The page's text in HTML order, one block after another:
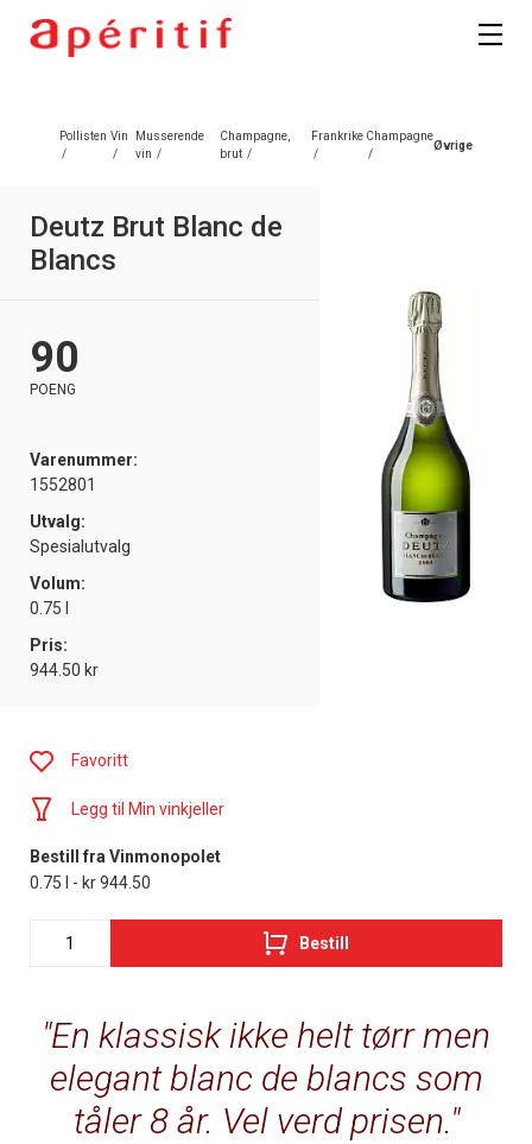
Pollisten
/
Vin
/
Musserende
vin /
Champagne,
brut /
Frankrike
/
Champagne
/
Øvrige
Deutz Brut Blanc de
Blancs
90
POENG
Varenummer:
1552801
Utvalg:
Spesialutvalg
Volum:
0.75 l
Pris:
944.50 kr
En klassisk ikke helt tørr men
elegant blanc de blancs som
tåler 8 år. Vel verd prisen.
Favoritt
Legg til Min vinkjeller
Bestill fra Vinmonopolet
0.75 l - kr 944.50
Bestill